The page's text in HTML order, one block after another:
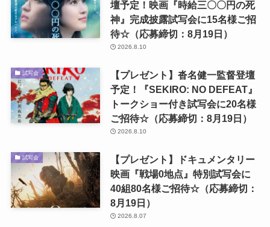
壇予定！映画『時給三〇〇円の死
神』完成披露試写会に15名様ご招
待☆（応募締切：8月19日）
2026.8.10
試写会
【プレゼント】沓名健一監督登壇
予定！『SEKIRO: NO DEFEAT』
トークショー付き試写会に20名様
ご招待☆（応募締切：8月19日）
2026.8.10
試写会
【プレゼント】ドキュメンタリー
映画『戦場0地点』特別試写会に
40組80名様ご招待☆（応募締切：
8月19日）
2026.8.07